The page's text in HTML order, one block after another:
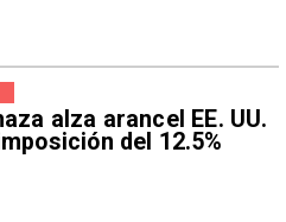
alza arancel EE. UU.
del 12.5%